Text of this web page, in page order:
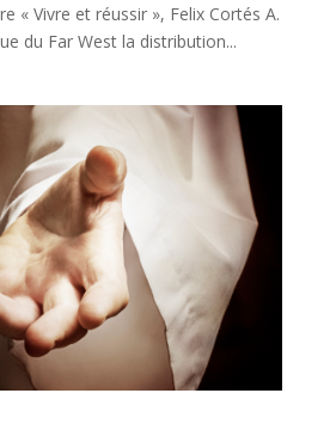
« Vivre et réussir », Felix Cortés A.
du Far West la distribution...